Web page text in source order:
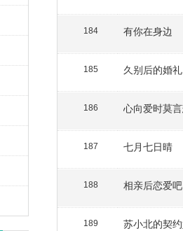
184 有你在身边
185 久别后的婚礼
186 心向爱时莫
187 七月七日晴
188 相亲后恋爱吧
189 苏小北的契